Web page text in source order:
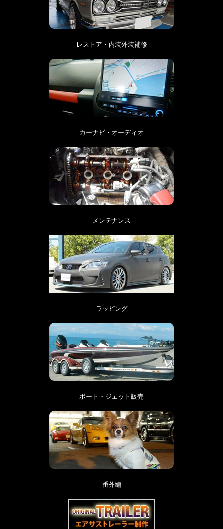
レストア・内装外装補修
カーナビ・オーディオ
メンテナンス
ラッピング
ボート・ジェット販売
番外編